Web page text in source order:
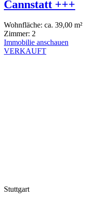
Cannstatt +++
Wohnfläche: ca. 39,00 m²
Zimmer: 2
Immobilie anschauen
VERKAUFT
Stuttgart